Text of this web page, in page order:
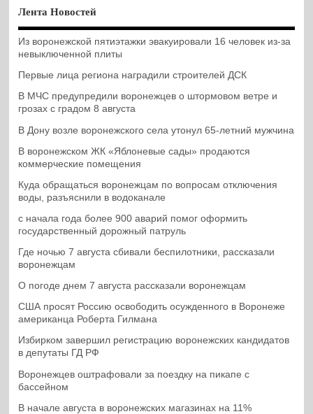
Лента Новостей
Из воронежской пятиэтажки эвакуировали 16 человек из-за
невыключенной плиты
Первые лица региона наградили строителей ДСК
В МЧС предупредили воронежцев о штормовом ветре и
грозах с градом 8 августа
В Дону возле воронежского села утонул 65-летний мужчина
В воронежском ЖК «Яблоневые сады» продаются
коммерческие помещения
Куда обращаться воронежцам по вопросам отключения
воды, разъяснили в водоканале
с начала года более 900 аварий помог оформить
государственный дорожный патруль
Где ночью 7 августа сбивали беспилотники, рассказали
воронежцам
О погоде днем 7 августа рассказали воронежцам
США просят Россию освободить осужденного в Воронеже
американца Роберта Гилмана
Избирком завершил регистрацию воронежских кандидатов
в депутаты ГД РФ
Воронежцев оштрафовали за поездку на пикапе с
бассейном
В начале августа в воронежских магазинах на 11%